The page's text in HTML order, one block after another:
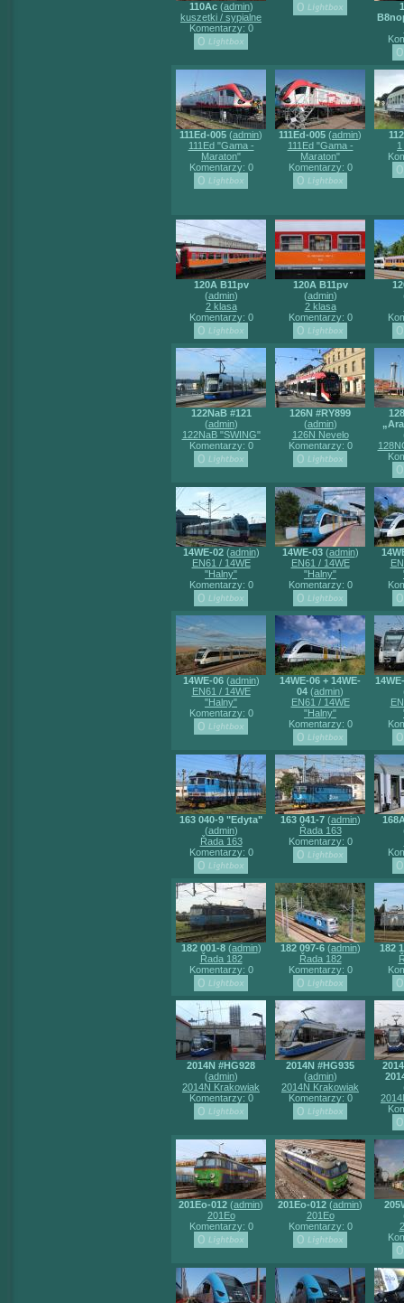
110Ac(admin)
kuszetki / sypialne
Komentarzy: 0
111Ed-005 (admin)
111Ed "Gama -
Maraton"
Komentarzy: 0
111Ed-005 (admin)
111Ed "Gama -
Maraton"
Komentarzy: 0
120A B11pv
(admin)
2 klasa
Komentarzy: 0
120A B11pv
(admin)
2 klasa
Komentarzy: 0
122NaB #121
(admin)
122NaB "SWING"
Komentarzy: 0
126N #RY899
(admin)
126N Nevelo
Komentarzy: 0
14WE-02(admin)
EN61 / 14WE
"Halny"
Komentarzy: 0
14WE-03(admin)
EN61 / 14WE
"Halny"
Komentarzy: 0
14WE-06(admin)
EN61 / 14WE
"Halny"
Komentarzy: 0
14WE-06 + 14WE-
04 (admin)
EN61 / 14WE
"Halny"
Komentarzy: 0
163 040-9 "Edyta"
(admin)
Řada 163
Komentarzy: 0
163 041-7(admin)
Řada 163
Komentarzy: 0
182 001-8(admin)
Řada 182
Komentarzy: 0
182 097-6(admin)
Řada 182
Komentarzy: 0
182
2014N #HG928
(admin)
2014N Krakowiak
Komentarzy: 0
2014N #HG935
(admin)
2014N Krakowiak
Komentarzy: 0
201Eo-012 (admin)
201Eo
Komentarzy: 0
201Eo-012 (admin)
201Eo
Komentarzy: 0